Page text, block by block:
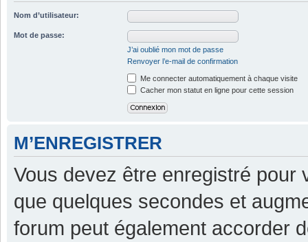
Nom d’utilisateur:
Mot de passe:
J’ai oublié mon mot de passe
Renvoyer l’e-mail de confirmation
Me connecter automatiquement à chaque visite
Cacher mon statut en ligne pour cette session
M’ENREGISTRER
Vous devez être enregistré pour
que quelques secondes et
forum peut également accorder